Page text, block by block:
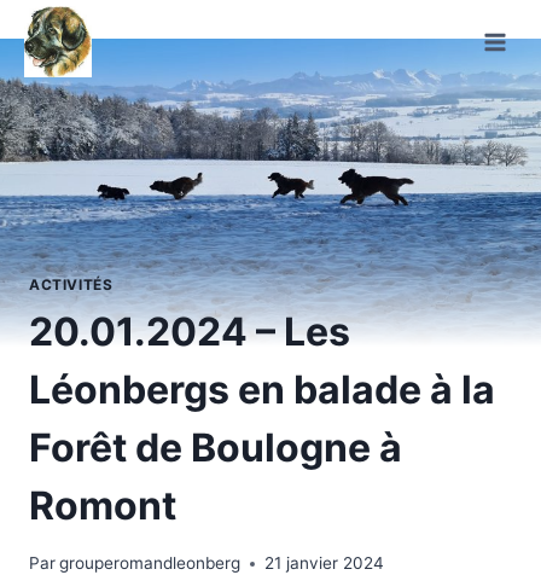
Aller
contenu
ACTIVITÉS
20.01.2024 – Les
Léonbergs en balade à la
Forêt de Boulogne à
Romont
Pargrouperomandleonberg 21 janvier 2024